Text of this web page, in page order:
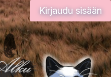
Kirjaudu sisään